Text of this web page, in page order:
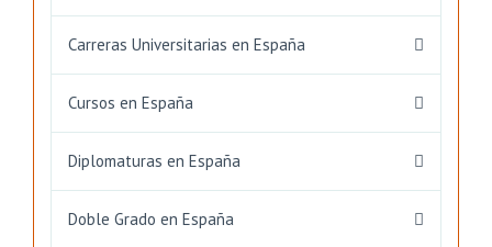
Carreras Universitarias en España
Cursos en España
Diplomaturas en España
Doble Grado en España